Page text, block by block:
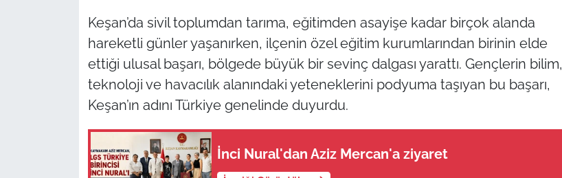
Keşan’da sivil toplumdan tarıma, eğitimden asayişe kadar birçok alanda
hareketli günler yaşanırken, ilçenin özel eğitim kurumlarından birinin elde
ettiği ulusal başarı, bölgede büyük bir sevinç dalgası yarattı. Gençlerin bilim,
teknoloji ve havacılık alanındaki yeteneklerini podyuma taşıyan bu başarı,
Keşan’ın adını Türkiye genelinde duyurdu.
İnci Nural'dan Aziz Mercan'a ziyaret
ÇANAKKALE
TÜRKİYE